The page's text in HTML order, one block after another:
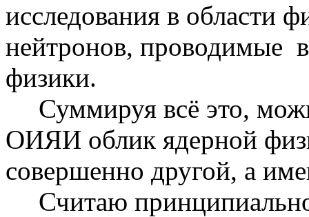
исследования в области
нейтронов, проводимые
физики.
Суммируя всё это,
ОИЯИ облик ядерной
совершенно другой, а
Считаю